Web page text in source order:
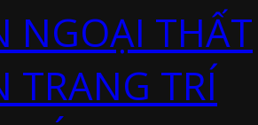
NGOẠI THẤT
TRANG TRÍ